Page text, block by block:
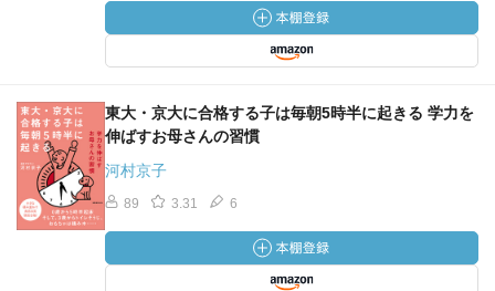
東大・京大に合格する子は毎朝5時半に起きる 学力を
伸ばすお母さんの習慣
河村京子
89 3.31 6